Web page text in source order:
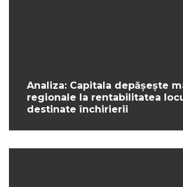
Analiza: Capitala depășește
regionale la rentabilitatea
destinate închirierii